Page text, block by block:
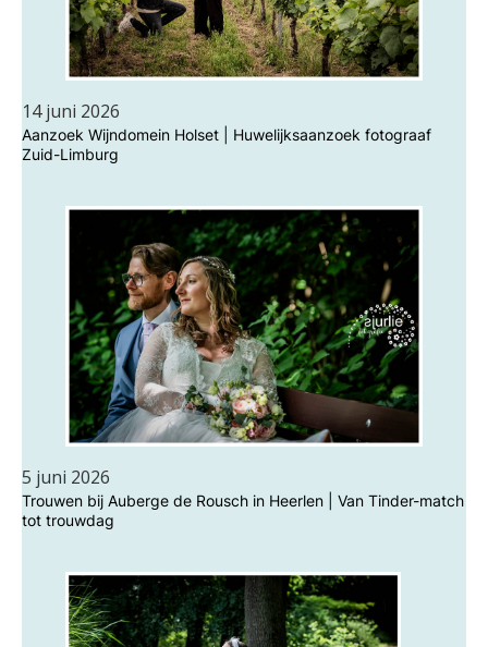
14 juni 2026
Aanzoek Wijndomein Holset | Huwelijksaanzoek fotograaf
Zuid-Limburg
5 juni 2026
Trouwen bij Auberge de Rousch in Heerlen | Van Tinder-match
tot trouwdag